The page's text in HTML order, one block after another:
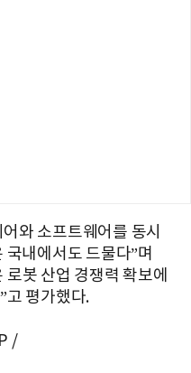
와 소프트웨어를 동시
내에서도 드물다”며
봇 산업 경쟁력 확보에
고 평가했다.
/